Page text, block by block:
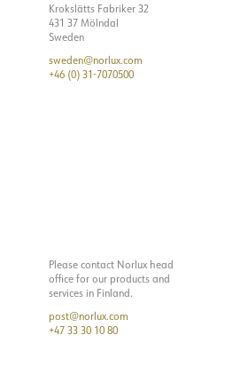
Krokslätts Fabriker 32
431 37 Mölndal
Sweden
sweden@norlux.com
+46 (0) 31-7070500
Please contact Norlux head
office for our products and
services in Finland.
post@norlux.com
+47 33 30 10 80